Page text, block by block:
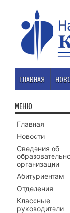
ГЛАВНАЯ
МЕНЮ
Главная
Новости
Сведения об
организации
Абитуриентам
Отделения
Классные
руководители